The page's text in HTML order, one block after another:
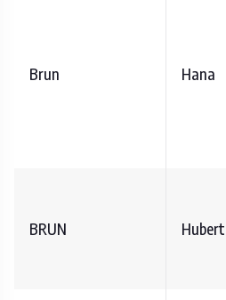
Brun Hana
BRUN Hubert